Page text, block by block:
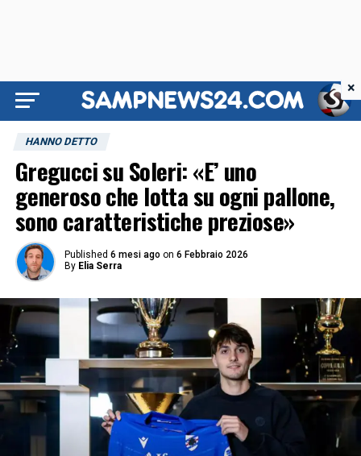
HANNO DETTO
Gregucci su Soleri: «E’ uno
generoso che lotta su ogni pallone,
sono caratteristiche preziose»
Published 6 mesi ago on 6 Febbraio 2026
By Elia Serra
×